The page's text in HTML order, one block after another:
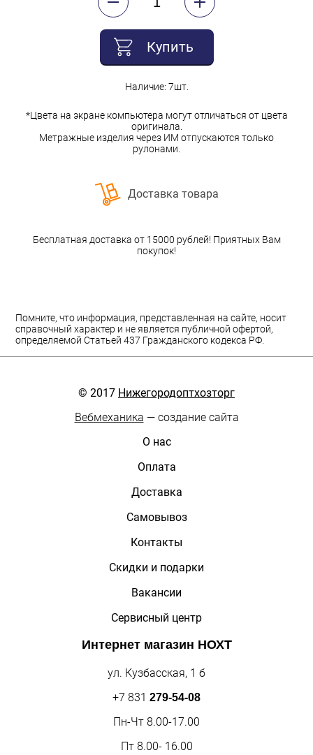
Купить
Наличие: 7шт.
*Цвета на экране компьютера могут отличаться от цвета
оригинала.
Метражные изделия через ИМ отпускаются только
рулонами.
Доставка товара
Бесплатная доставка от 15000 рублей! Приятных Вам
покупок!
Помните, что информация, представленная на сайте, носит
справочный характер и не является публичной офертой,
определяемой Статьей 437 Гражданского кодекса РФ.
© 2017 Нижегородоптхозторг
Вебмеханика — создание сайта
О нас
Оплата
Доставка
Самовывоз
Контакты
Скидки и подарки
Вакансии
Сервисный центр
Интернет магазин НОХТ
ул. Кузбасская, 1 б
+7 831 279-54-08
Пн-Чт 8.00-17.00
Пт 8.00- 16.00